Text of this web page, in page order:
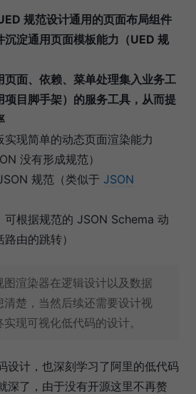
规范设计通用的页面布局组件
沉淀通用页面模板能力（UED 规
页面、依赖、菜单处理集入业务工
项目脚手架）的服务工具，从而提
实现简单的动态页面渲染能力
没有形成规范）
规范（类似于 JSON
可根据规范的 JSON Schema 动
由的跳转）
图渲染器在逻辑设计以及数据
楚，当然后续还需要设计视
现可视化低代码的设计。
设计，也深刻学习了阿里的低代码
深了，由于没有开源这里不再赘